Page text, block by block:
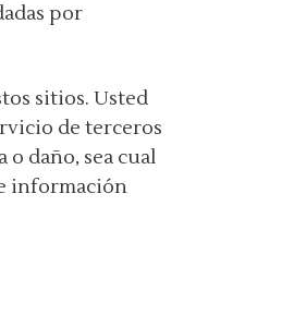
por
sitios. Usted
de terceros
daño, sea cual
información